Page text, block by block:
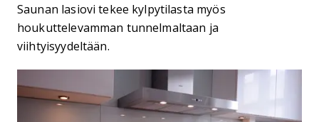
Saunan lasiovi tekee kylpytilasta myös
houkuttelevamman tunnelmaltaan ja
viihtyisyydeltään.